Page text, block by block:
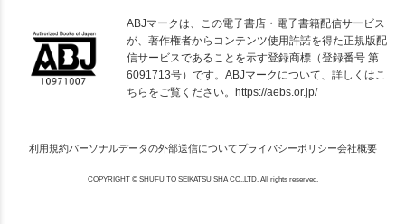
ABJマークは、この電子書店・電子書籍配信サービス
が、著作権者からコンテンツ使用許諾を得た正規版配
信サービスであることを示す登録商標（登録番号 第
6091713号）です。ABJマークについて、詳しくはこ
ちらをご覧ください。 https://aebs.or.jp/
利用規約パーソナルデータの外部送信についてプライバシーポリシー会社概要
COPYRIGHT © SHUFU TO SEIKATSU SHA CO.,LTD. All rights reserved.